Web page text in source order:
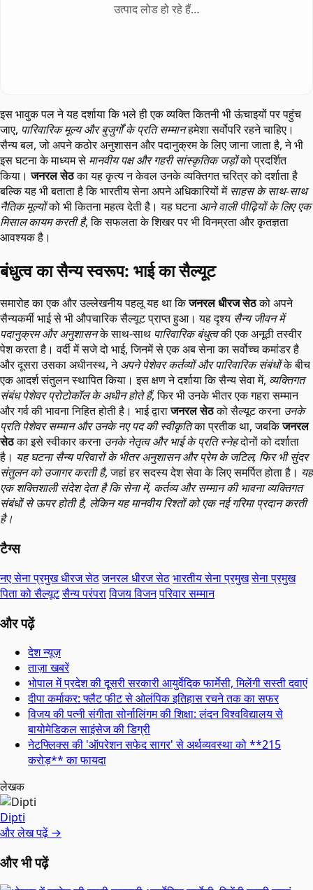
उत्पाद लोड हो रहे हैं…
इस भावुक पल ने यह दर्शाया कि भले ही एक व्यक्ति कितनी भी ऊंचाइयों पर पहुंच
जाए, पारिवारिक मूल्य और बुजुर्गों के प्रति सम्मानहमेशा सर्वोपरि रहने चाहिए।
सैन्य बल, जो अपने कठोर अनुशासन और पदानुक्रम के लिए जाना जाता है, ने भी
इस घटना के माध्यम से मानवीय पक्ष और गहरी सांस्कृतिक जड़ोंको प्रदर्शित
किया।जनरल सेठका यह कृत्य न केवल उनके व्यक्तिगत चरित्र को दर्शाता है
बल्कि यह भी बताता है कि भारतीय सेना अपने अधिकारियों में साहस के साथ-साथ
नैतिक मूल्योंको भी कितना महत्व देती है। यह घटना आने वाली पीढ़ियों के लिए एक
मिसाल कायम करती है, कि सफलता के शिखर पर भी विनम्रता और कृतज्ञता
आवश्यक है।
बंधुत्व का सैन्य स्वरूप: भाई का सैल्यूट
समारोह का एक और उल्लेखनीय पहलू यह था किजनरल धीरज सेठको अपने
सैन्यकर्मी भाई से भी औपचारिक सैल्यूट प्राप्त हुआ। यह दृश्य सैन्य जीवन में
पदानुक्रम और अनुशासनके साथ-साथ पारिवारिक बंधुत्वकी एक अनूठी तस्वीर
पेश करता है। वर्दी में सजे दो भाई, जिनमें से एक अब सेना का सर्वोच्च कमांडर है
और दूसरा उसका अधीनस्थ, नेअपने पेशेवर कर्तव्यों और पारिवारिक संबंधोंके बीच
एक आदर्श संतुलन स्थापित किया। इस क्षण ने दर्शाया कि सैन्य सेवा में, व्यक्तिगत
संबंध पेशेवर प्रोटोकॉल के अधीन होते हैं, फिर भी उनके भीतर एक गहरा सम्मान
और गर्व की भावना निहित होती है। भाई द्वाराजनरल सेठको सैल्यूट करना उनके
प्रति पेशेवर सम्मान और उनके नए पद की स्वीकृतिका प्रतीक था, जबकिजनरल
सेठका इसे स्वीकार करना उनके नेतृत्व और भाई के प्रति स्नेहदोनों को दर्शाता
है। यह घटना सैन्य परिवारों के भीतर अनुशासन और प्रेम के जटिल, फिर भी सुंदर
संतुलन को उजागर करती है, जहां हर सदस्य देश सेवा के लिए समर्पित होता है। यह
एक शक्तिशाली संदेश देता है कि सेना में, कर्तव्य और सम्मान की भावना व्यक्तिगत
संबंधों से ऊपर होती है, लेकिन यह मानवीय रिश्तों को एक नई गरिमा प्रदान करती
है।
टैग्स
नए सेना प्रमुख धीरज सेठजनरल धीरज सेठभारतीय सेना प्रमुखसेना प्रमुख
पिता को सैल्यूटसैन्य परंपराविजय विजनपरिवार सम्मान
और पढ़ें
देश न्यूज़
ताज़ा खबरें
भोपाल में प्रदेश की दूसरी सरकारी आयुर्वेदिक फार्मेसी, मिलेंगी सस्ती दवाएं
दीपा कर्माकर: फ्लैट फीट से ओलंपिक इतिहास रचने तक का सफर
विजय की पत्नी संगीता सोर्नालिंगम की शिक्षा: लंदन विश्वविद्यालय से
बायोमेडिकल साइंसेज की डिग्री
नेटफ्लिक्स की 'ऑपरेशन सफेद सागर' से अर्थव्यवस्था को **215
करोड़** का फायदा
लेखक
Dipti
और लेख पढ़ें →
और भी पढ़ें